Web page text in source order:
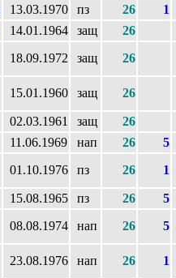
13.03.1970 пз 26 1
14.01.1964 защ 26
18.09.1972 защ 26
15.01.1960 защ 26
02.03.1961 защ 26
11.06.1969 нап 26 5
01.10.1976 пз 26 1
15.08.1965 пз 26 5
08.08.1974 нап 26 5
23.08.1976 нап 26 1